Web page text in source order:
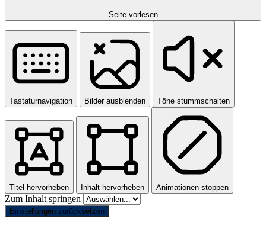
Seite vorlesen
Tastaturnavigation Bilder ausblenden Töne stummschalten
Titel hervorheben Inhalt hervorheben Animationen stoppen
Zum Inhalt springen
Einstellungen zurücksetzen